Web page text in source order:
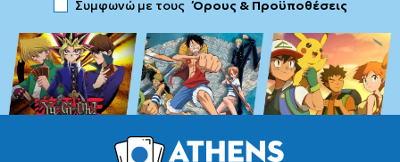
Συμφωνώ με τους Όρους & Προϋποθέσεις